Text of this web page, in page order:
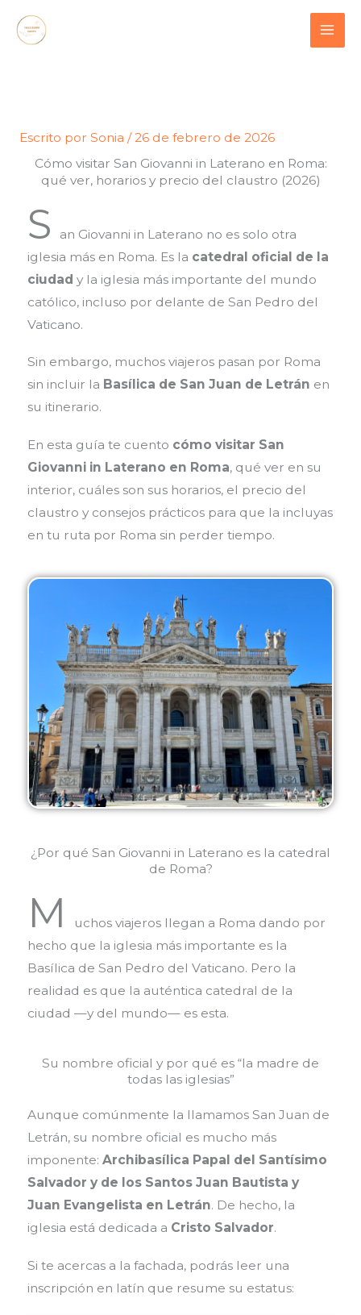
Escrito por Sonia /26 de febrero de 2026
Cómo visitar San Giovanni in Laterano en Roma:
qué ver, horarios y precio del claustro (2026)
S
an Giovanni in Laterano no es solo otra
iglesia más en Roma. Es la catedral oficial de la
ciudad y la iglesia más importante del mundo
católico, incluso por delante de San Pedro del
Vaticano.
Sin embargo, muchos viajeros pasan por Roma
sin incluir la Basílica de San Juan de Letrán en
su itinerario.
En esta guía te cuento cómo visitar San
Giovanni in Laterano en Roma, qué ver en su
interior, cuáles son sus horarios, el precio del
claustro y consejos prácticos para que la incluyas
en tu ruta por Roma sin perder tiempo.
¿Por qué San Giovanni in Laterano es la catedral
de Roma?
M
uchos viajeros llegan a Roma dando por
hecho que la iglesia más importante es la
Basílica de San Pedro del Vaticano. Pero la
realidad es que la auténtica catedral de la
ciudad —y del mundo— es esta.
Su nombre oficial y por qué es “la madre de
todas las iglesias”
Aunque comúnmente la llamamos San Juan de
Letrán, su nombre oficial es mucho más
imponente: Archibasílica Papal del Santísimo
Salvador y de los Santos Juan Bautista y
Juan Evangelista en Letrán. De hecho, la
iglesia está dedicada a Cristo Salvador.
Si te acercas a la fachada, podrás leer una
inscripción en latín que resume su estatus: